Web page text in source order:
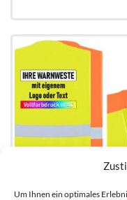
Um Ihnen ein optimales